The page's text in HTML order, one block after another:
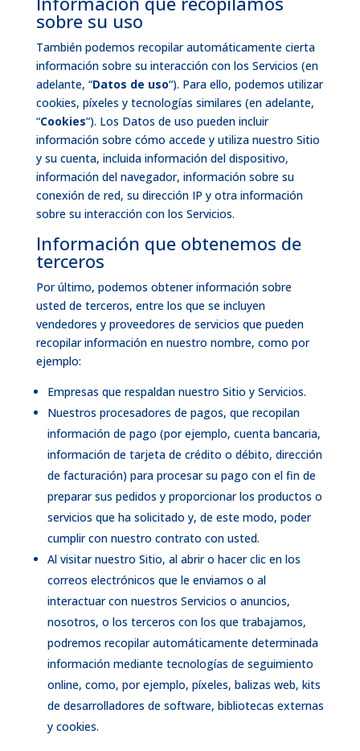
sobre su uso
También podemos recopilar automáticamente cierta
información sobre su interacción con los Servicios (en
adelante, “Datos de uso“). Para ello, podemos utilizar
cookies, píxeles y tecnologías similares (en adelante,
“Cookies“). Los Datos de uso pueden incluir
información sobre cómo accede y utiliza nuestro Sitio
y su cuenta, incluida información del dispositivo,
información del navegador, información sobre su
conexión de red, su dirección IP y otra información
sobre su interacción con los Servicios.
Información que obtenemos de
terceros
Por último, podemos obtener información sobre
usted de terceros, entre los que se incluyen
vendedores y proveedores de servicios que pueden
recopilar información en nuestro nombre, como por
ejemplo:
Empresas que respaldan nuestro Sitio y Servicios.
Nuestros procesadores de pagos, que recopilan
información de pago (por ejemplo, cuenta bancaria,
información de tarjeta de crédito o débito, dirección
de facturación) para procesar su pago con el fin de
preparar sus pedidos y proporcionar los productos o
servicios que ha solicitado y, de este modo, poder
cumplir con nuestro contrato con usted.
Al visitar nuestro Sitio, al abrir o hacer clic en los
correos electrónicos que le enviamos o al
interactuar con nuestros Servicios o anuncios,
nosotros, o los terceros con los que trabajamos,
podremos recopilar automáticamente determinada
información mediante tecnologías de seguimiento
online, como, por ejemplo, píxeles, balizas web, kits
de desarrolladores de software, bibliotecas externas
y cookies.